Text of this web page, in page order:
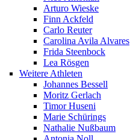
Arturo Wieske
Finn Ackfeld
Carlo Reuter
Carolina Avila Alvares
Frida Steenbock
Lea Rösgen
Weitere Athleten
Johannes Bessell
Moritz Gerlach
Timor Huseni
Marie Schürings
Nathalie Nußbaum